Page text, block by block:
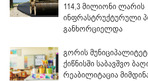
114,3 მილიონი ლარის
ინფრასტრუქტურული
განხორციელდა
გორის
ქიწნისში საბავშვო
რეაბილიტაცია